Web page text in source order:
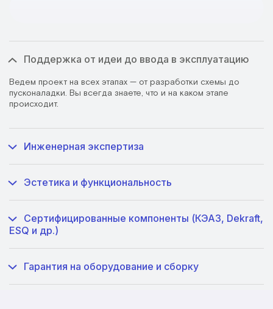
Поддержка от идеи до ввода в эксплуатацию
Ведем проект на всех этапах — от разработки схемы до
пусконаладки. Вы всегда знаете, что и на каком этапе
происходит.
Инженерная экспертиза
Эстетика и функциональность
Сертифицированные компоненты (КЭАЗ, Dekraft,
ESQ и др.)
Гарантия на оборудование и сборку